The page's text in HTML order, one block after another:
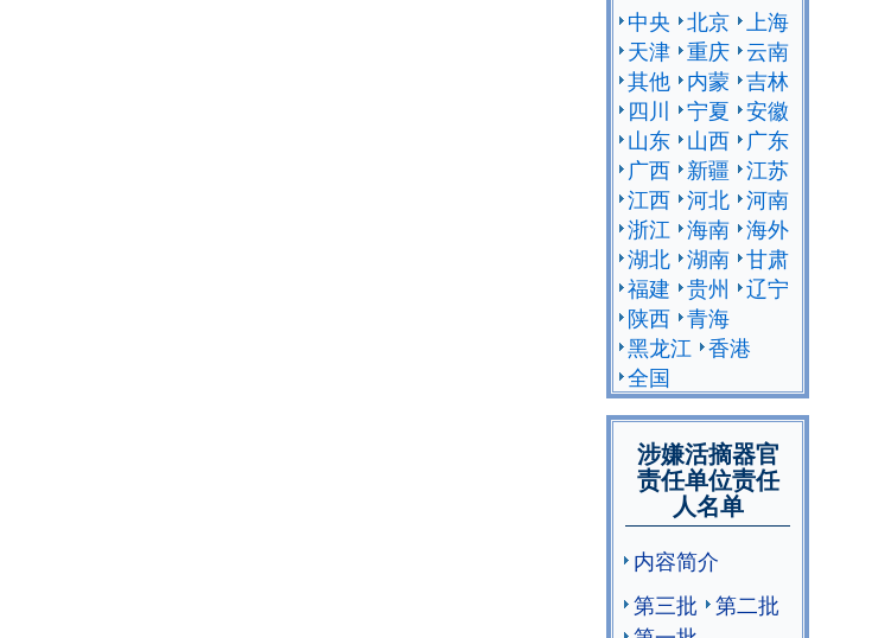
中央 北京
上海
天津 重庆 云南
其他 内蒙 吉林
四川
宁夏 安徽
山东 山西
广东
广西 新疆 江苏
江西 河北 河南
浙江 海南 海外
湖北 湖南 甘肃
福建 贵州
辽宁
陕西 青海
黑龙江 香港
全国
涉嫌活摘器官
责任单位责任
人名单
内容简介
第三批
第二批